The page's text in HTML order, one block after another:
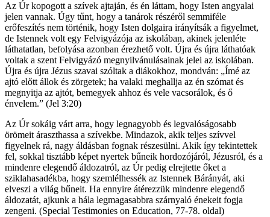
Az Úr kopogott a szívek ajtaján, és én láttam, hogy Isten angyalai
jelen vannak. Úgy tűnt, hogy a tanárok részéről semmiféle
erőfeszítés nem történik, hogy Isten dolgaira irányítsák a figyelmet,
de Istennek volt egy Felvigyázója az iskolában, akinek jelenléte
láthatatlan, befolyása azonban érezhető volt. Újra és újra láthatóak
voltak a szent Felvigyázó megnyilvánulásainak jelei az iskolában.
Újra és újra Jézus szavai szóltak a diákokhoz, mondván: „Ímé az
ajtó előtt állok és zörgetek; ha valaki meghallja az én szómat és
megnyitja az ajtót, bemegyek ahhoz és vele vacsorálok, és ő
énvelem.” (Jel 3:20)
Az Úr sokáig várt arra, hogy legnagyobb és legvalóságosabb
örömeit áraszthassa a szívekbe. Mindazok, akik teljes szívvel
figyelnek rá, nagy áldásban fognak részesülni. Akik így tekintettek
fel, sokkal tisztább képet nyertek bűneik hordozójáról, Jézusról, és a
mindenre elegendő áldozatról, az Úr pedig elrejtette őket a
sziklahasadékba, hogy szemlélhessék az Istennek Bárányát, aki
elveszi a világ bűneit. Ha ennyire átérezzük mindenre elegendő
áldozatát, ajkunk a hála legmagasabbra szárnyaló énekeit fogja
zengeni. (Special Testimonies on Education, 77-78. oldal)